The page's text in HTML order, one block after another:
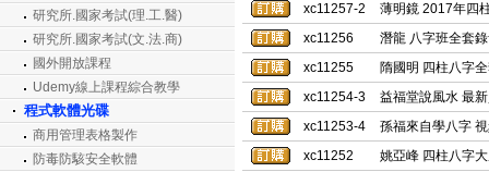
研究所.國家考試(理.工.醫)
研究所.國家考試(文.法.商)
國外開放課程
Udemy線上課程綜合教學
程式軟體光碟
商用管理表格製作
防毒防駭安全軟體
xc11257-2
薄明鏡 2017年四
xc11256
潛龍 八字班全套
xc11255
隋國明 四柱八字
xc11254-3
益福堂說風水 最
xc11253-4
孫福來自學八字
xc11252
姚亞峰 四柱八字